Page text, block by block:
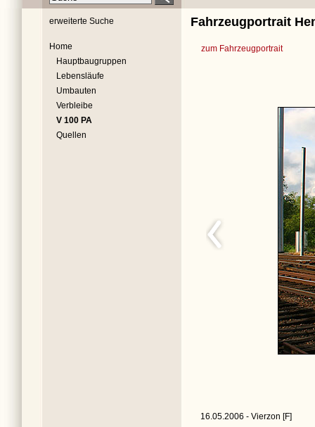
erweiterte Suche
Home
Hauptbaugruppen
Lebensläufe
Umbauten
Verbleibe
V 100 PA
Quellen
Fahrzeugportrait
zum Fahrzeugportrait
16.05.2006 - Vierzon [F]